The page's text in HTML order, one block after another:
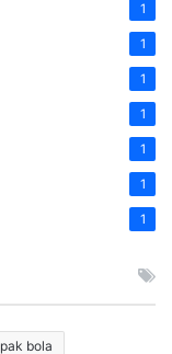
1
1
1
1
1
1
1
bola